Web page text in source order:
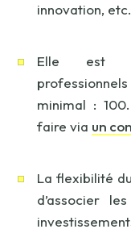
innovation,
Elle est
minimal :
faire via un
La flexibilité
d’associer